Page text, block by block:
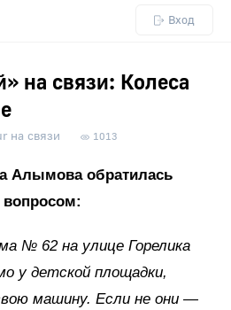
Вход
на связи: Колеса
на связи 1013
Алымова обратилась
№ 62 на улице Горелика
у детской площадки,
машину. Если не они —